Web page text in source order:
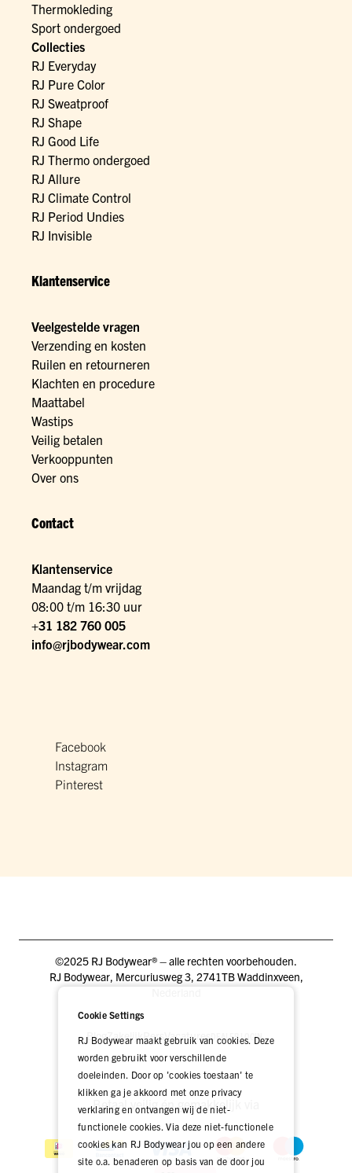
Thermokleding
Sport ondergoed
Collecties
RJ Everyday
RJ Pure Color
RJ Sweatproof
RJ Shape
RJ Good Life
RJ Thermo ondergoed
RJ Allure
RJ Climate Control
RJ Period Undies
RJ Invisible
Klantenservice
Veelgestelde vragen
Verzending en kosten
Ruilen en retourneren
Klachten en procedure
Maattabel
Wastips
Veilig betalen
Verkooppunten
Over ons
Contact
Klantenservice
Maandag t/m vrijdag
08:00 t/m 16:30 uur
+31 182 760 005
info@rjbodywear.com
Facebook
Instagram
Pinterest
©2025 RJ Bodywear® – alle rechten voorbehouden.
RJ Bodywear, Mercuriusweg 3, 2741TB Waddinxveen,
BlogZakelijkPers VacaturesDEALER LOGIN
Betaal veilig én gemakkelijk via
Cookie Settings
RJ Bodywear maakt gebruik van cookies. Deze
worden gebruikt voor verschillende
doeleinden. Door op 'cookies toestaan' te
klikken ga je akkoord met onze privacy
verklaring en ontvangen wij de niet-
functionele cookies. Via deze niet-functionele
cookies kan RJ Bodywear jou op een andere
site o.a. benaderen op basis van de door jou